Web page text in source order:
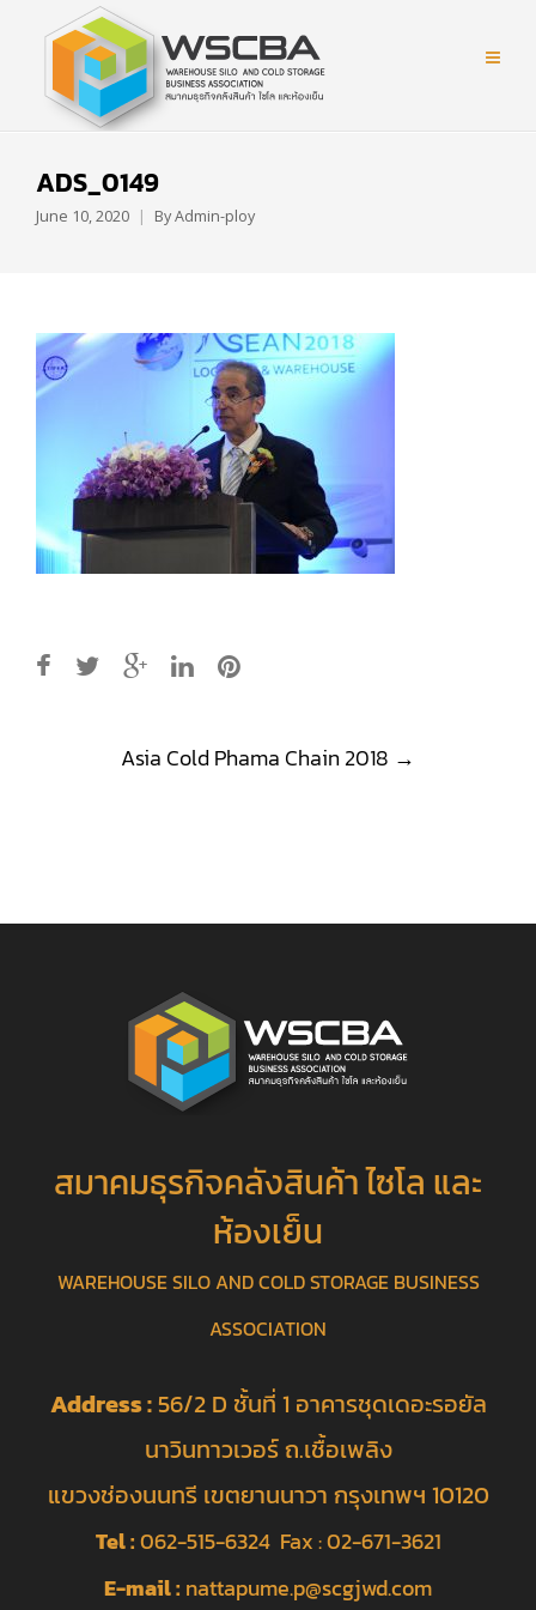
ADS_0149
June 10, 2020 ByAdmin-ploy
Asia Cold Phama Chain 2018 →
สมาคมธุรกิจคลังสินค้า ไซโล และ
ห้องเย็น
WAREHOUSE SILO AND COLD STORAGE BUSINESS
ASSOCIATION
Address :56/2 D ชั้นที่ 1 อาคารชุดเดอะรอยัล
นาวินทาวเวอร์ ถ.เชื้อเพลิง
แขวงช่องนนทรี เขตยานนาวา กรุงเทพฯ 10120
Tel :062-515-6324 Fax : 02-671-3621
E-mail : nattapume.p@scgjwd.com